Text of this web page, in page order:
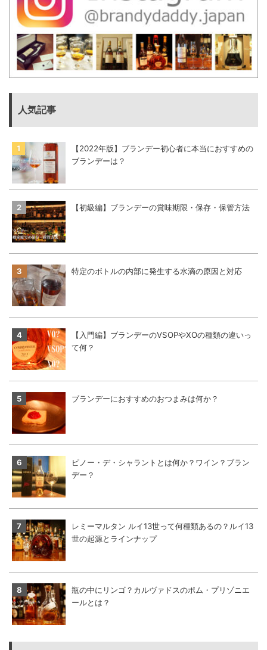
人気記事
【2022年版】ブランデー初心者に本当におすすめの
ブランデーは？
【初級編】ブランデーの賞味期限・保存・保管方法
特定のボトルの内部に発生する水滴の原因と対応
【入門編】ブランデーのVSOPやXOの種類の違いっ
て何？
ブランデーにおすすめのおつまみは何か？
ピノー・デ・シャラントとは何か？ワイン？ブラン
デー？
レミーマルタン ルイ13世って何種類あるの？ルイ13
世の起源とラインナップ
瓶の中にリンゴ？カルヴァドスのポム・プリゾニエ
ールとは？